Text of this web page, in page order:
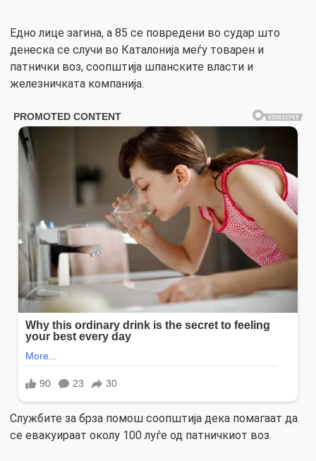
Едно лице загина, а 85 се повредени во судар што
денеска се случи во Каталонија меѓу товарен и
патнички воз, соопштија шпанските власти и
железничката компанија.
Службите за брза помош соопштија дека помагаат да
се евакуираат околу 100 луѓе од патничкиот воз.